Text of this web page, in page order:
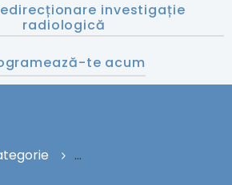
investigație
radiologică
te acum